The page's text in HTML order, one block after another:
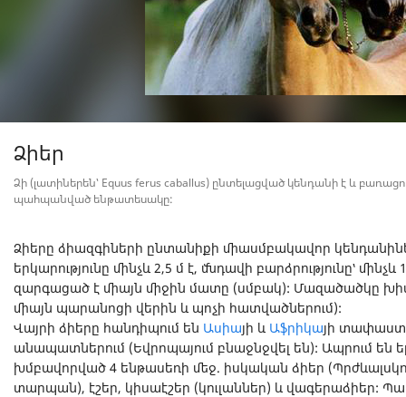
Ձիեր
Ձի (լատիներեն՝ Equus ferus caballus) ընտելացված կենդանի է և
պահպանված ենթատեսակը:
Ձիերը ձիազգիների ընտանիքի միասմբակավոր
երկարությունը մինչև 2,5 մ է, մնդավի բարձրությունը՝ մինչև
զարգացած է միայն միջին մատը (սմբակ): Մազածածկը
միայն պարանոցի վերին և պոչի հատվածներում):
Վայրի ձիերը հանդիպում են Ասիայի և Աֆրիկայի
անապատներում (Եվրոպայում բնաջնջվել են): Ապրում են
խմբավորված 4 ենթասեռի մեջ. իսկական ձիեր
տարպան), էշեր, կիսաէշեր (կուլաններ) և վագերաձիեր: